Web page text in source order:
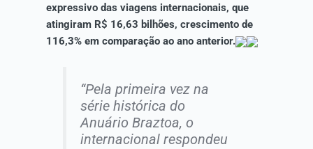
expressivo das viagens internacionais, que
atingiram R$ 16,63 bilhões, crescimento de
116,3% em comparação ao ano anterior.
“Pela primeira vez na
série histórica do
Anuário Braztoa, o
internacional respondeu